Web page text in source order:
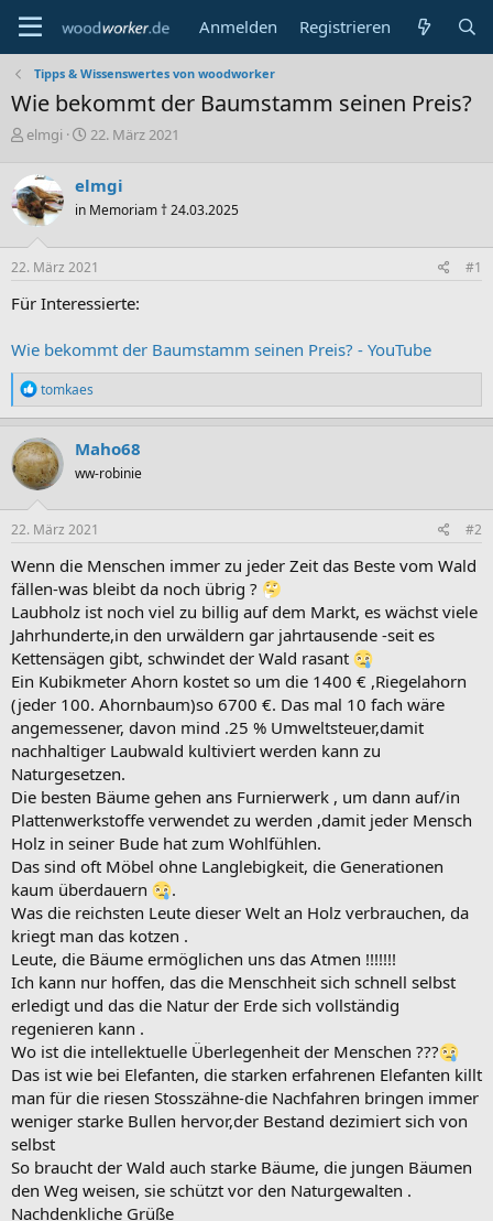
Anmelden Registrieren
Tipps & Wissenswertes von woodworker
Wie bekommt der Baumstamm seinen Preis?
E
s
t
e
l
e
elmgi
E
t
e
l
t
m
22. März 2021
elmgi
in Memoriam † 24.03.2025
22. März 2021 #1
Für Interessierte:
Wie bekommt der Baumstamm seinen Preis? - YouTube
R
e
a
k
t
i
o
n
e
:
tomkaes
Maho68
ww-robinie
22. März 2021 #2
Wenn die Menschen immer zu jeder Zeit das Beste vom Wald
fällen-was bleibt da noch übrig ?
Laubholz ist noch viel zu billig auf dem Markt, es wächst viele
Jahrhunderte,in den urwäldern gar jahrtausende -seit es
Kettensägen gibt, schwindet der Wald rasant
Ein Kubikmeter Ahorn kostet so um die 1400 € ,Riegelahorn
(jeder 100. Ahornbaum)so 6700 €. Das mal 10 fach wäre
angemessener, davon mind .25 % Umweltsteuer,damit
nachhaltiger Laubwald kultiviert werden kann zu
Naturgesetzen.
Die besten Bäume gehen ans Furnierwerk , um dann auf/in
Plattenwerkstoffe verwendet zu werden ,damit jeder Mensch
Holz in seiner Bude hat zum Wohlfühlen.
Das sind oft Möbel ohne Langlebigkeit, die Generationen
kaum überdauern
.
Was die reichsten Leute dieser Welt an Holz verbrauchen, da
kriegt man das kotzen .
Leute, die Bäume ermöglichen uns das Atmen !!!!!!!
Ich kann nur hoffen, das die Menschheit sich schnell selbst
erledigt und das die Natur der Erde sich vollständig
regenieren kann .
Wo ist die intellektuelle Überlegenheit der Menschen ???
Das ist wie bei Elefanten, die starken erfahrenen Elefanten killt
man für die riesen Stosszähne-die Nachfahren bringen immer
weniger starke Bullen hervor,der Bestand dezimiert sich von
selbst
So braucht der Wald auch starke Bäume, die jungen Bäumen
den Weg weisen, sie schützt vor den Naturgewalten .
Nachdenkliche Grüße